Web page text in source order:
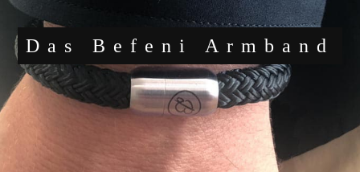
Das Befeni Armband